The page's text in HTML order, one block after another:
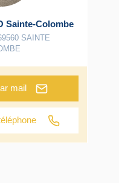
Sainte-Colombe
SAINTE
mail